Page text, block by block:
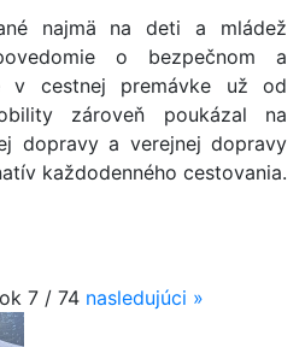
najmä na deti a mládež
o bezpečnom a
v cestnej premávke už od
zároveň poukázal na
dopravy a verejnej dopravy
každodenného cestovania.
7 / 74 nasledujúci »